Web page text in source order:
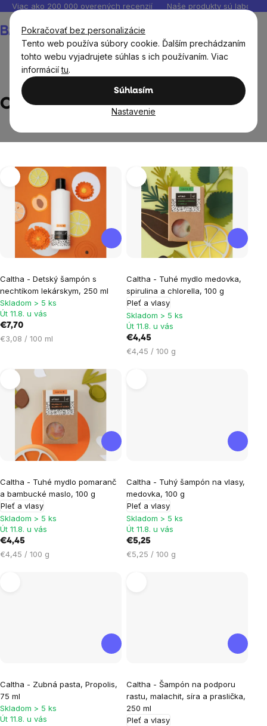
Pokračovať bez personalizácie
Tento web používa súbory cookie. Ďalším prechádzaním
tohto webu vyjadrujete súhlas s ich používaním. Viac
informáciítu.
Súhlasím
Nastavenie
Prejsť
obsah
Viac ako 200 000 overených recenzií Naše produkty sú
košík
Caltha
Caltha
Výpis
produktov
Caltha - Detský šampón s
nechtíkom lekárskym, 250 ml
Skladom > 5 ks
Út 11.8. u vás
€7,70
Jednotková
€3,08 / 100 ml
Caltha - Tuhé mydlo medovka,
spirulina a chlorella, 100 g
Pleť a vlasy
Skladom > 5 ks
Út 11.8. u vás
€4,45
Jednotková
€4,45 / 100 g
Caltha - Tuhé mydlo pomaranč
a bambucké maslo, 100 g
Pleť a vlasy
Skladom > 5 ks
Út 11.8. u vás
€4,45
Jednotková
€4,45 / 100 g
Caltha - Tuhý šampón na vlasy,
medovka, 100 g
Pleť a vlasy
Skladom > 5 ks
Út 11.8. u vás
€5,25
Jednotková
€5,25 / 100 g
Caltha - Zubná pasta, Propolis,
75 ml
Skladom > 5 ks
Út 11.8. u vás
Caltha - Šampón na podporu
rastu, malachit, síra a praslička,
250 ml
Pleť a vlasy